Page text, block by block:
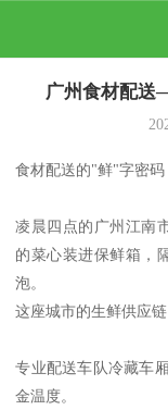
广州食材配送
食材配送的"鲜"字密码
凌晨四点的广州江南
的菜心装进保鲜箱，
泡。
这座城市的生鲜供应
专业配送车队冷藏车
金温度。